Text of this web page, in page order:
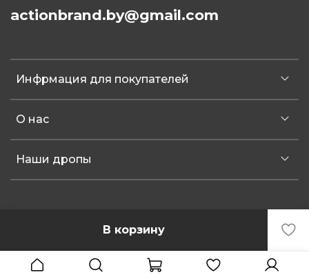
В корзину
Инфрмация для покупателей
О нас
Наши дропы
actionbrand.by@gmail.com